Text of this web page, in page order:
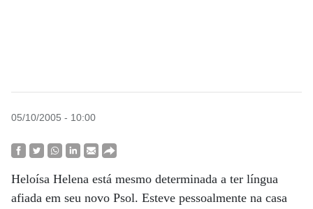
05/10/2005 - 10:00
Heloísa Helena está mesmo determinada a ter língua
afiada em seu novo Psol. Esteve pessoalmente na casa